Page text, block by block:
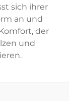
sich ihrer
an und
der
und